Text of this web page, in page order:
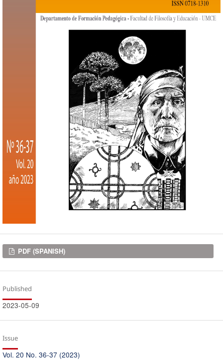
Downloads
PDF (SPANISH)
Published
2023-05-09
Issue
Vol. 20 No. 36-37 (2023)